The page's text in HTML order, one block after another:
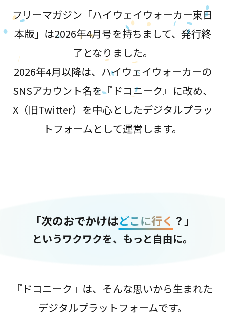
フリーマガジン「ハイウェイウォーカー東日
本版」は2026年4月号を持ちまして、発行終
了となりました。
2026年4月以降は、ハイウェイウォーカーの
SNSアカウント名を『ドコニーク』に改め、
X（旧Twitter）を中心としたデジタルプラッ
トフォームとして運営します。
「次のおでかけはどこに行く ？」
というワクワクを、もっと自由に。
『ドコニーク』は、そんな思いから生まれた
デジタルプラットフォームです。